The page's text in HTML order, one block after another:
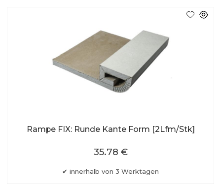
Rampe FIX: Runde Kante Form [2Lfm/Stk]
innerhalb von 3 Werktagen
35.78 €